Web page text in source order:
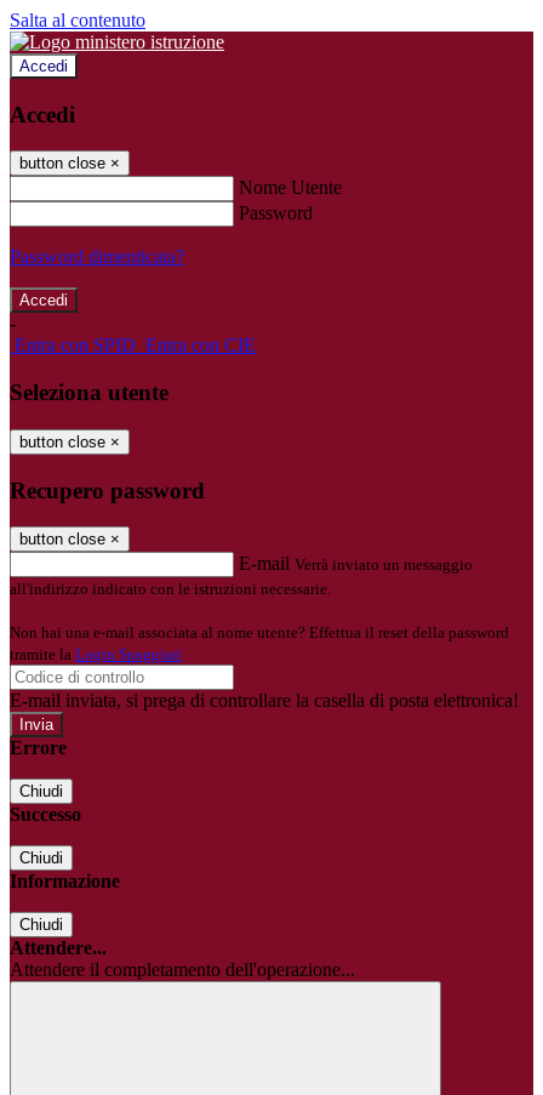
Salta al contenuto
Accedi
Accedi
button close ×
Nome Utente
Password
Password dimenticata?
-
Entra con SPID Entra con CIE
Seleziona utente
button close ×
Recupero password
button close ×
E-mail Verrà inviato un messaggio
all'indirizzo indicato con le istruzioni necessarie.
Non hai una e-mail associata al nome utente? Effettua il reset della password
tramite la Login Spaggiari
E-mail inviata, si prega di controllare la casella di posta elettronica!
Errore
Chiudi
Successo
Chiudi
Informazione
Chiudi
Attendere...
Attendere il completamento dell'operazione...